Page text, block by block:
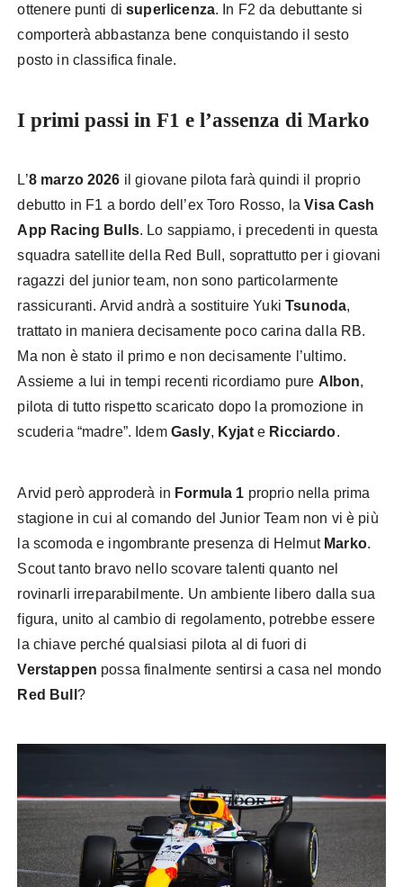
ottenere punti disuperlicenza. In F2 da debuttante si
comporterà abbastanza bene conquistando il sesto
posto in classifica finale.
I primi passi in F1 e l’assenza di Marko
L’8 marzo 2026 il giovane pilota farà quindi il proprio
debutto in F1 a bordo dell’ex Toro Rosso, laVisa Cash
App Racing Bulls. Lo sappiamo, i precedenti in questa
squadra satellite della Red Bull, soprattutto per i giovani
ragazzi del junior team, non sono particolarmente
rassicuranti. Arvid andrà a sostituire YukiTsunoda,
trattato in maniera decisamente poco carina dalla RB.
Ma non è stato il primo e non decisamente l’ultimo.
Assieme a lui in tempi recenti ricordiamo pure Albon,
pilota di tutto rispetto scaricato dopo la promozione in
scuderia “madre”. Idem Gasly, Kyjat e Ricciardo.
Arvid però approderà in Formula 1 proprio nella prima
stagione in cui al comando del Junior Team non vi è più
la scomoda e ingombrante presenza di Helmut Marko.
Scout tanto bravo nello scovare talenti quanto nel
rovinarli irreparabilmente. Un ambiente libero dalla sua
figura, unito al cambio di regolamento, potrebbe essere
la chiave perché qualsiasi pilota al di fuori di
Verstappen possa finalmente sentirsi a casa nel mondo
Red Bull ?